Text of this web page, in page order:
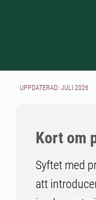
UPPDATERAD: JULI 2026
Kort om
Syftet med
att